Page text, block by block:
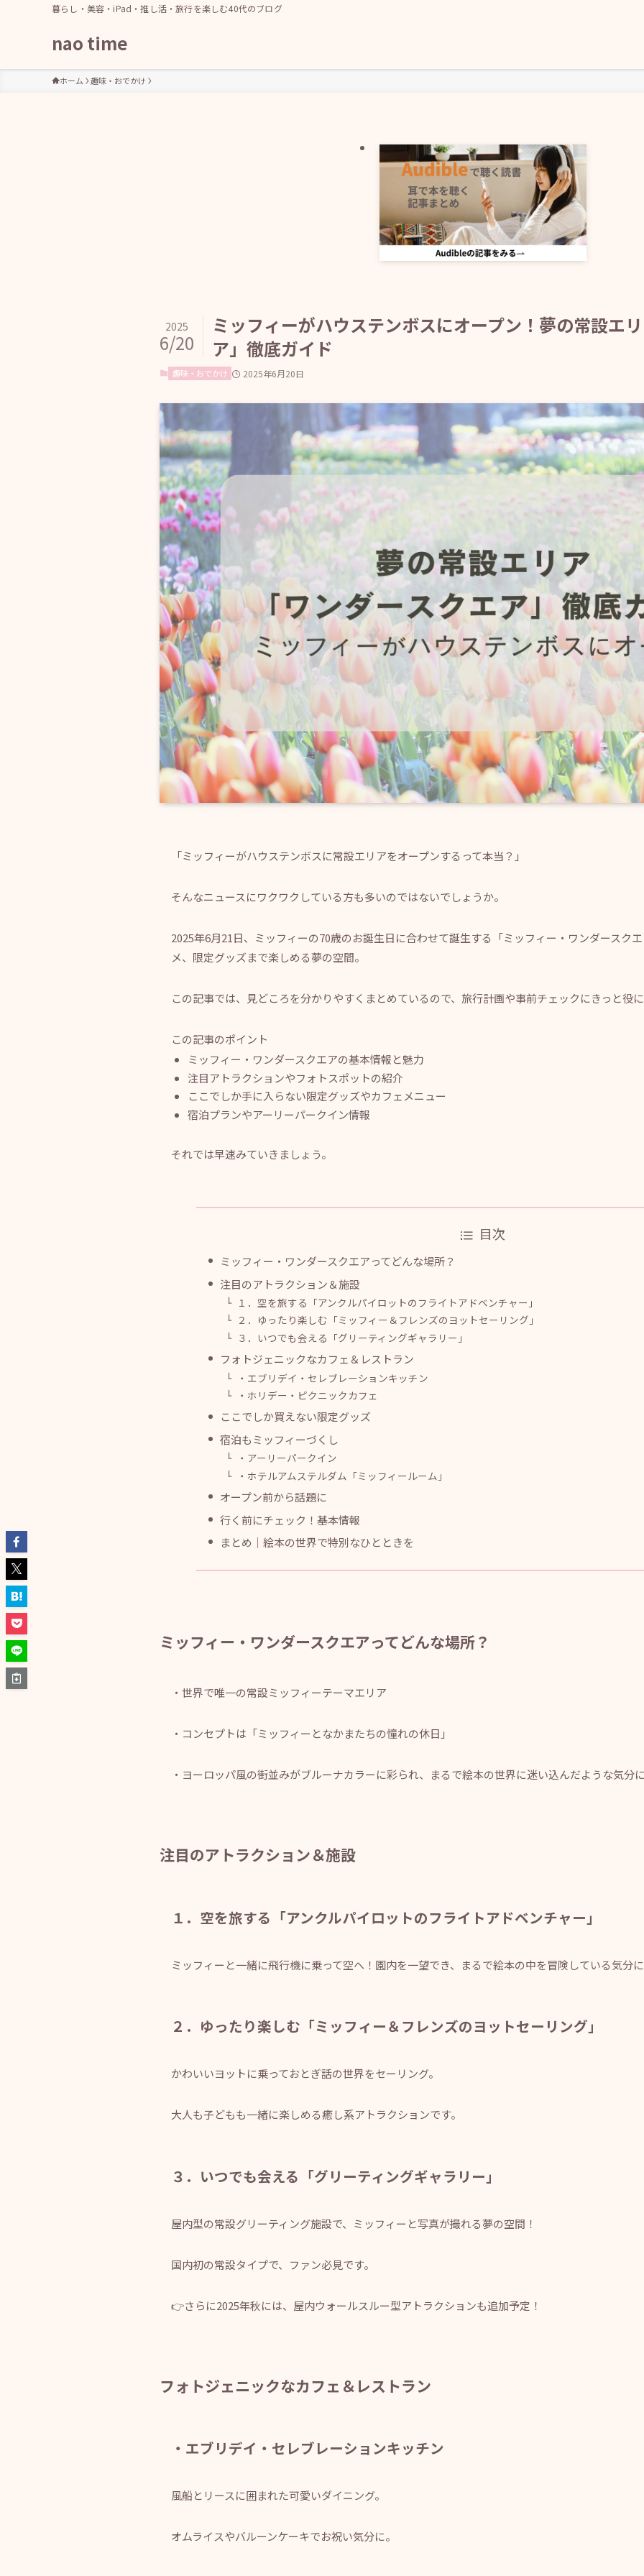
暮らし・美容・iPad・推し活・旅行を楽しむ40代のブログ
nao time
ホーム 趣味・おでかけ
ミッフィーがハウステンボスにオープン！夢の常設エ
ア」徹底ガイド
2025
6/20
趣味・おでかけ 2025年6月20日
「ミッフィーがハウステンボスに常設エリアをオープンするって本当？」
そんなニュースにワクワクしている方も多いのではないでしょうか。
2025年6月21日、ミッフィーの70歳のお誕生日に合わせて誕生する「ミッフィー・ワンダースク
メ、限定グッズまで楽しめる夢の空間。
この記事では、見どころを分かりやすくまとめているので、旅行計画や事前チェックにきっと役
この記事のポイント
ミッフィー・ワンダースクエアの基本情報と魅力
注目アトラクションやフォトスポットの紹介
ここでしか手に入らない限定グッズやカフェメニュー
宿泊プランやアーリーパークイン情報
それでは早速みていきましょう。
目次
ミッフィー・ワンダースクエアってどんな場所？
注目のアトラクション＆施設
１．空を旅する「アンクルパイロットのフライトアドベンチャー」
２．ゆったり楽しむ「ミッフィー＆フレンズのヨットセーリング」
３．いつでも会える「グリーティングギャラリー」
フォトジェニックなカフェ＆レストラン
・エブリデイ・セレブレーションキッチン
・ホリデー・ピクニックカフェ
ここでしか買えない限定グッズ
宿泊もミッフィーづくし
・アーリーパークイン
・ホテルアムステルダム「ミッフィールーム」
オープン前から話題に
行く前にチェック！基本情報
まとめ｜絵本の世界で特別なひとときを
ミッフィー・ワンダースクエアってどんな場所？
・世界で唯一の常設ミッフィーテーマエリア
・コンセプトは「ミッフィーとなかまたちの憧れの休日」
・ヨーロッパ風の街並みがブルーナカラーに彩られ、まるで絵本の世界に迷い込んだような気分
注目のアトラクション＆施設
１．空を旅する「アンクルパイロットのフライトアドベンチャー」
ミッフィーと一緒に飛行機に乗って空へ！園内を一望でき、まるで絵本の中を冒険している気分
２．ゆったり楽しむ「ミッフィー＆フレンズのヨットセーリング」
かわいいヨットに乗っておとぎ話の世界をセーリング。
大人も子どもも一緒に楽しめる癒し系アトラクションです。
３．いつでも会える「グリーティングギャラリー」
屋内型の常設グリーティング施設で、ミッフィーと写真が撮れる夢の空間！
国内初の常設タイプで、ファン必見です。
👉さらに2025年秋には、屋内ウォールスルー型アトラクションも追加予定！
フォトジェニックなカフェ＆レストラン
・エブリデイ・セレブレーションキッチン
風船とリースに囲まれた可愛いダイニング。
オムライスやバルーンケーキでお祝い気分に。